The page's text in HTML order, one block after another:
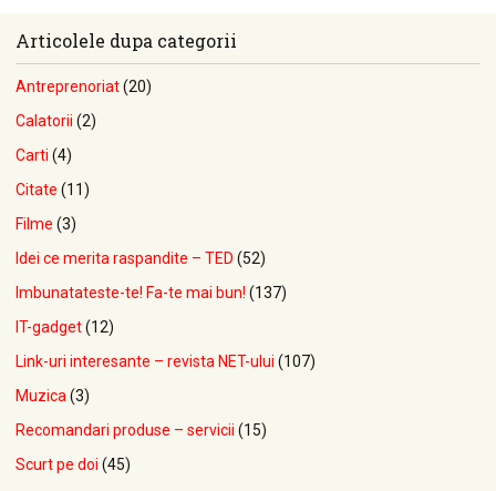
Articolele dupa categorii
Antreprenoriat(20)
Calatorii (2)
Carti (4)
Citate (11)
Filme (3)
Idei ce merita raspandite – TED (52)
Imbunatateste-te! Fa-te mai bun! (137)
IT-gadget(12)
Link-uri interesante – revista NET-ului (107)
Muzica (3)
Recomandari produse – servicii (15)
Scurt pe doi (45)